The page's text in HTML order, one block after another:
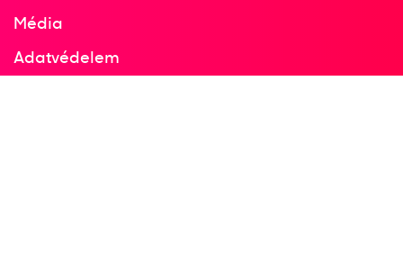
Média
Adatvédelem